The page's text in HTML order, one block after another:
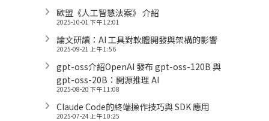
歐盟《人工智慧法案》 介紹
2025-10-01 下午 12:01
論文研讀：AI 工具對軟體開發與架構的影響
2025-09-21 上午 1:56
gpt-oss介紹OpenAI 發布 gpt-oss-120B 與
gpt-oss-20B：開源推理 AI
2025-08-20 下午 11:08
Claude Code的終端操作技巧與 SDK 應用
2025-07-24 上午 10:25